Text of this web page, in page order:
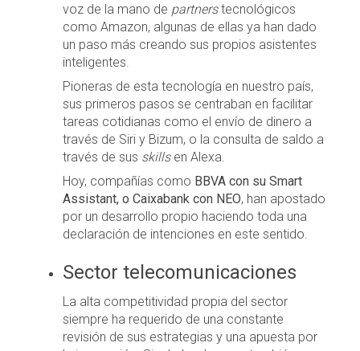
voz de la mano de partnerstecnológicos
como Amazon, algunas de ellas ya han dado
un paso más creando sus propios asistentes
inteligentes.
Pioneras de esta tecnología en nuestro país,
sus primeros pasos se centraban en facilitar
tareas cotidianas como el envío de dinero a
través de Siri y Bizum, o la consulta de saldo a
través de sus skillsen Alexa.
Hoy, compañías como BBVA con su Smart
Assistant, o Caixabank con NEO, han apostado
por un desarrollo propio haciendo toda una
declaración de intenciones en este sentido.
Sector telecomunicaciones
La alta competitividad propia del sector
siempre ha requerido de una constante
revisión de sus estrategias y una apuesta por